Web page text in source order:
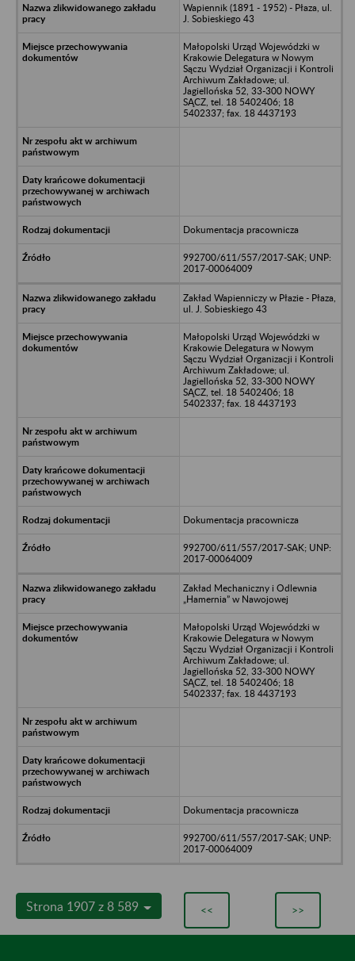
Wapiennik (1891 - 1952) - Płaza, ul.
J. Sobieskiego 43
Małopolski Urząd Wojewódzki w
Krakowie Delegatura w Nowym
Sączu Wydział Organizacji i Kontroli
Archiwum Zakładowe; ul.
Jagiellońska 52, 33-300 NOWY
SĄCZ, tel. 18 5402406; 18
5402337; fax. 18 4437193
Dokumentacja pracownicza
992700/611/557/2017-SAK; UNP:
2017-00064009
Zakład Wapienniczy w Płazie - Płaza,
ul. J. Sobieskiego 43
Małopolski Urząd Wojewódzki w
Krakowie Delegatura w Nowym
Sączu Wydział Organizacji i Kontroli
Archiwum Zakładowe; ul.
Jagiellońska 52, 33-300 NOWY
SĄCZ, tel. 18 5402406; 18
5402337; fax. 18 4437193
Dokumentacja pracownicza
992700/611/557/2017-SAK; UNP:
2017-00064009
Zakład Mechaniczny i Odlewnia
„Hamernia” w Nawojowej
Małopolski Urząd Wojewódzki w
Krakowie Delegatura w Nowym
Sączu Wydział Organizacji i Kontroli
Archiwum Zakładowe; ul.
Jagiellońska 52, 33-300 NOWY
SĄCZ, tel. 18 5402406; 18
5402337; fax. 18 4437193
Dokumentacja pracownicza
992700/611/557/2017-SAK; UNP:
2017-00064009
Strona 1907 z 8 589 << >>